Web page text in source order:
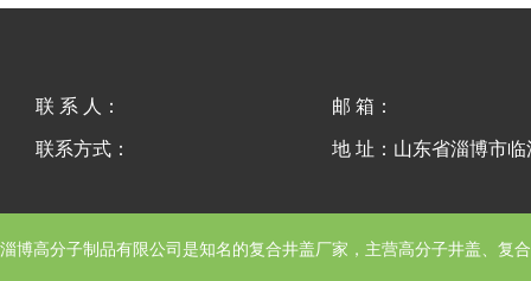
联 系 人：
联系方式：
邮 箱：
地 址：山东省淄博市
淄博高分子制品有限公司是知名的复合井盖厂家，主营高分子井盖、复